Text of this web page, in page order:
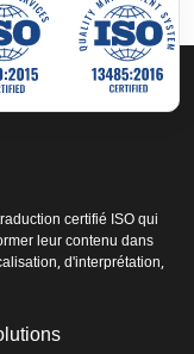
certifié ISO qui
leur contenu dans
d'interprétation,